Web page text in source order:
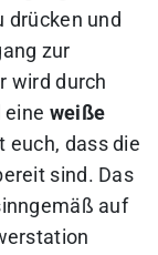
drücken und
zur
wird durch
weiße
euch, dass die
sind. Das
auf